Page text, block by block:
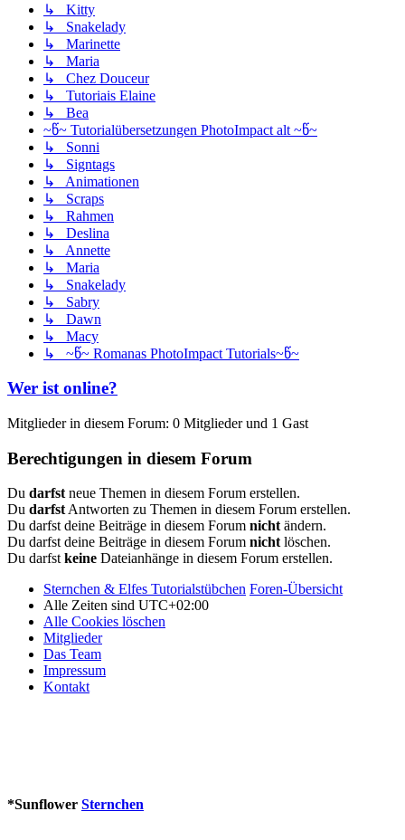
↳ Kitty
↳ Snakelady
↳ Marinette
↳ Maria
↳ Chez Douceur
↳ Tutoriais Elaine
↳ Bea
~წ~ Tutorialübersetzungen PhotoImpact alt ~წ~
↳ Sonni
↳ Signtags
↳ Animationen
↳ Scraps
↳ Rahmen
↳ Deslina
↳ Annette
↳ Maria
↳ Snakelady
↳ Sabry
↳ Dawn
↳ Macy
↳ ~წ~ Romanas PhotoImpact Tutorials~წ~
Wer ist online?
Mitglieder in diesem Forum: 0 Mitglieder und 1 Gast
Berechtigungen in diesem Forum
Du darfstneue Themen in diesem Forum erstellen.
Du darfstAntworten zu Themen in diesem Forum erstellen.
Du darfst deine Beiträge in diesem Forum nichtändern.
Du darfst deine Beiträge in diesem Forum nichtlöschen.
Du darfstkeine Dateianhänge in diesem Forum erstellen.
Sternchen & Elfes Tutorialstübchen Foren-Übersicht
Alle Zeiten sind UTC+02:00
Alle Cookies löschen
Mitglieder
Das Team
Impressum
Kontakt
*Sunflower Sternchen